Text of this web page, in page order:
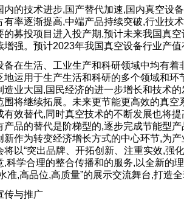
内的技术进步,国产替代加速,国内真空设
有率逐渐提高,中端产品持续突破,行业技
的募投项目进入投产期,预计未来我国真
增强。预计2023年我国真空设备行业产值
备在生活、工业生产和科研领域中均有着
地运用于生产生活和科研的多个领域和环
造业大国,国民经济的进一步增长和技术
围将继续拓展。未来更节能更高效的真空
有效替代,同时真空技术的不断发展也将
产品的替代是阶梯型的,逐步完成节能型
新作为转变经济增长方式的中心环节,为
将以“突出品牌、开拓创新、注重实效,强
,科学合理的整合传播和的服务,以全新的
准,高品位,高质量”的展示交流舞台,打造
传与推广